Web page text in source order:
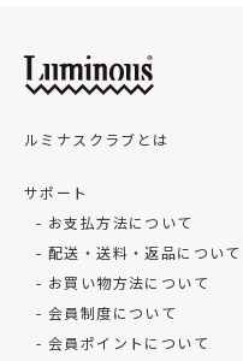
ルミナスクラブとは
サポート
お支払方法について
配送・送料・返品について
お買い物方法について
会員制度について
会員ポイントについて